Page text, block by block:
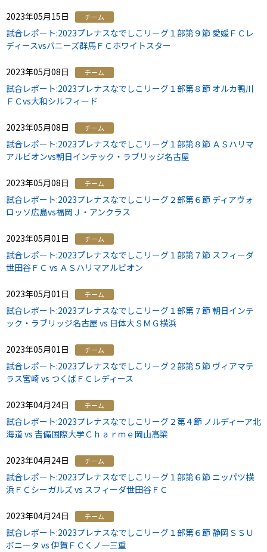
2023年05月15日 チーム
試合レポート:2023プレナスなでしこリーグ１部第９節 愛媛ＦＣレ
ディースvsバニーズ群馬ＦＣホワイトスター
2023年05月08日 チーム
試合レポート:2023プレナスなでしこリーグ１部第８節 オルカ鴨川
ＦＣvs大和シルフィード
2023年05月08日 チーム
試合レポート:2023プレナスなでしこリーグ１部第８節 ＡＳハリマ
アルビオンvs朝日インテック・ラブリッジ名古屋
2023年05月08日 チーム
試合レポート:2023プレナスなでしこリーグ２部第６節 ディアヴォ
ロッソ広島vs福岡Ｊ・アンクラス
2023年05月01日 チーム
試合レポート:2023プレナスなでしこリーグ１部第７節 スフィーダ
世田谷ＦＣ vs ＡＳハリマアルビオン
2023年05月01日 チーム
試合レポート:2023プレナスなでしこリーグ１部第７節 朝日インテ
ック・ラブリッジ名古屋 vs 日体大ＳＭＧ横浜
2023年05月01日 チーム
試合レポート:2023プレナスなでしこリーグ２部第５節 ヴィアマテ
ラス宮崎 vs つくばＦＣレディース
2023年04月24日 チーム
試合レポート:2023プレナスなでしこリーグ２第４節 ノルディーア北
海道 vs 吉備国際大学Ｃｈａｒｍｅ岡山高梁
2023年04月24日 チーム
試合レポート:2023プレナスなでしこリーグ１部第６節 ニッパツ横
浜ＦＣシーガルズ vs スフィーダ世田谷ＦＣ
2023年04月24日 チーム
試合レポート:2023プレナスなでしこリーグ１部第６節 静岡ＳＳＵ
ボニータ vs 伊賀ＦＣくノ一三重